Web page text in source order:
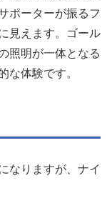
ポーターが振るフ
見えます。ゴール
照明が一体となる
な体験です。
なりますが、ナイ